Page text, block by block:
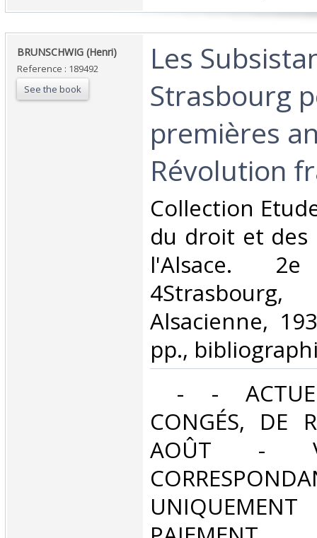
‎BRUNSCHWIG (Henri)‎
Reference : 189492
See the book
‎Les
Strasbourg
premières
Révolution
‎Collection
du droit et
l'Alsace.
Alsacienne,
pp.,
- -
CONGÉS, DE
AOÛT -